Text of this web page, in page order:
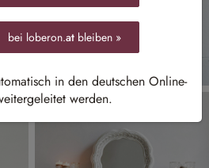
bei loberon.at bleiben »
in den deutschen Online-
werden.